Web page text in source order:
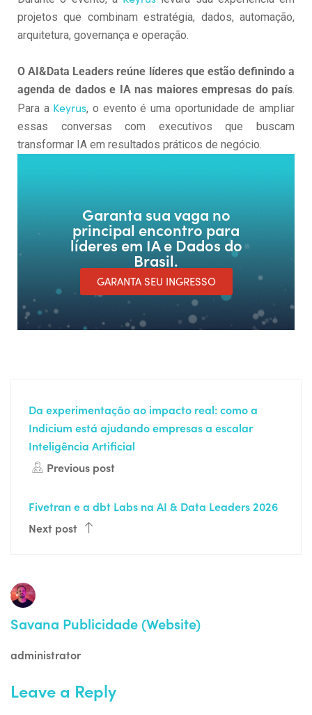
projetos que combinam estratégia, dados, automação,
arquitetura, governança e operação.
O AI&Data Leaders reúne líderes que estão definindo a
agenda de dados e IA nas maiores empresas do país.
Para a Keyrus, o evento é uma oportunidade de ampliar
essas conversas com executivos que buscam
transformar IA em resultados práticos de negócio.
Garanta sua vaga no
principal encontro para
líderes em IA e Dados do
Brasil.
GARANTA SEU INGRESSO
Da experimentação ao impacto real: como a
Indicium está ajudando empresas a escalar
Inteligência Artificial
Previous post
Fivetran e a dbt Labs na AI & Data Leaders 2026
Next post
Savana Publicidade (Website)
administrator
Leave a Reply